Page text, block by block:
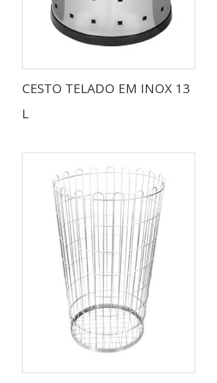
CESTO TELADO EM INOX 13
L